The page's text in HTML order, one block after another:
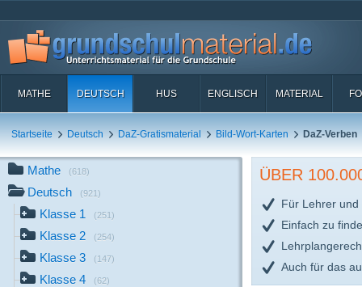
MATHE DEUTSCH HUS ENGLISCH MATERIAL
Startseite Deutsch DaZ-Gratismaterial Bild-Wort-Karten DaZ-Verben
Mathe (618)
Deutsch (921)
Klasse 1 (251)
Klasse 2 (254)
Klasse 3 (147)
Klasse 4 (62)
ÜBER
Für Lehrer und
Einfach zu
Auch für das